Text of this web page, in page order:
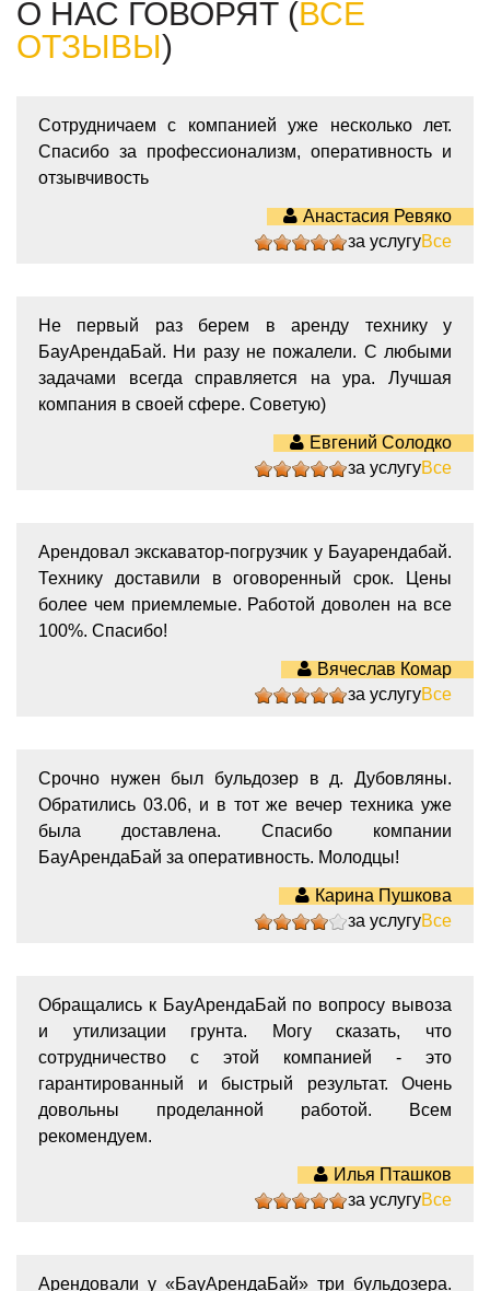
О НАС ГОВОРЯТ (ВСЕ
ОТЗЫВЫ)
Сотрудничаем с компанией уже несколько лет.
Спасибо за профессионализм, оперативность и
отзывчивость
Анастасия Ревяко
5
за услугуВсе
Не первый раз берем в аренду технику у
БауАрендаБай. Ни разу не пожалели. С любыми
задачами всегда справляется на ура. Лучшая
компания в своей сфере. Советую)
Евгений Солодко
5
за услугуВсе
Арендовал экскаватор-погрузчик у Бауарендабай.
Технику доставили в оговоренный срок. Цены
более чем приемлемые. Работой доволен на все
100%. Спасибо!
Вячеслав Комар
5
за услугуВсе
Срочно нужен был бульдозер в д. Дубовляны.
Обратились 03.06, и в тот же вечер техника уже
была доставлена. Спасибо компании
БауАрендаБай за оперативность. Молодцы!
Карина Пушкова
4
за услугуВсе
Обращались к БауАрендаБай по вопросу вывоза
и утилизации грунта. Могу сказать, что
сотрудничество с этой компанией - это
гарантированный и быстрый результат. Очень
довольны проделанной работой. Всем
рекомендуем.
Илья Пташков
5
за услугуВсе
Арендовали у «БауАрендаБай» три бульдозера.